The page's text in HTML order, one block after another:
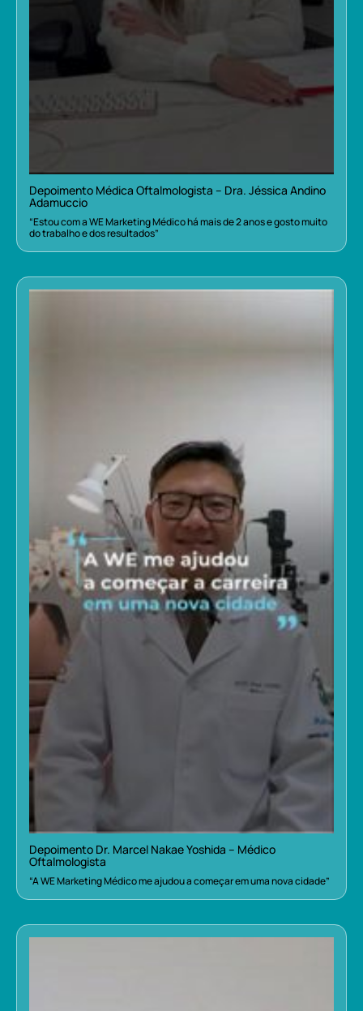
Depoimento Médica Oftalmologista – Dra. Jéssica Andino
Adamuccio
“Estou com a WE Marketing Médico há mais de 2 anos e gosto muito
do trabalho e dos resultados”
Depoimento Dr. Marcel Nakae Yoshida – Médico
Oftalmologista
“A WE Marketing Médico me ajudou a começar em uma nova cidade”